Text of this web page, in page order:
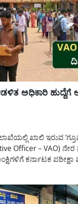
ಅಧಿಕಾರಿ
ಖಾಲಿ ಇರುವ
Officer – VAO)
ಕರ್ನಾಟಕ